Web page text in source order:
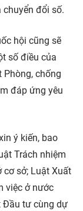
chuyển đổi số.
hội cũng sẽ
số điều của
Phòng, chống
đáp ứng yêu
ý kiến, bao
Trách nhiệm
cơ sở; Luật Xuất
việc ở nước
Đầu tư cùng dự